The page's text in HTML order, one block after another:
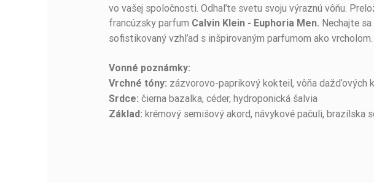
vo vašej spoločnosti. Odhaľte svetu svoju výraznú vôňu.
francúzsky parfum Calvin Klein - Euphoria Men. Nechajte
sofistikovaný vzhľad s inšpirovaným parfumom ako vrcholom.
Vonné poznámky:
Vrchné tóny: zázvorovo-paprikový kokteil, vôňa dažďových
Srdce:čierna bazalka, céder, hydroponická šalvia
Základ:krémový semišový akord, návykové pačuli, brazílska